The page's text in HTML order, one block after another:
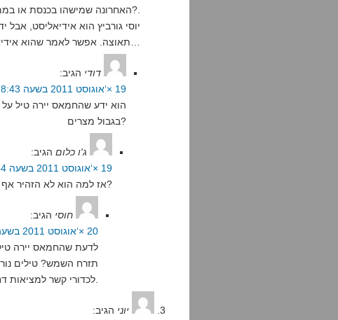
האחרונה שמישהו בכנסת או בממשלה חשב לפני שאמר או עשה משהו?.
יוסי גורביץ הוא אידיאליסט,
דודי הגיב:
19 ×‘אוגוסט 2011 בשעה 8:43
הוא ידע שהחמאס יירה טיל
בגבול מצרים?
ג'ו כלום הגיב:
19 ×‘אוגוסט 2011 בשעה 15:54
אז למה הוא לא הזהיר אף אחד?
חוסי הגיב:
20 ×‘אוגוסט 2011 בשעה 2:52
לדעת שהחמאס יירה
תזרח השמש? טילים
יוני הגיב: